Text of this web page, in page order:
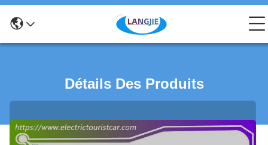
Détails Des Produits